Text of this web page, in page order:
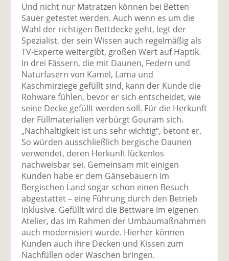
Und nicht nur Matratzen können bei Betten
Sauer getestet werden. Auch wenn es um die
Wahl der richtigen Bettdecke geht, legt der
Spezialist, der sein Wissen auch regelmäßig als
TV-Experte weitergibt, großen Wert auf Haptik.
In drei Fässern, die mit Daunen, Federn und
Naturfasern von Kamel, Lama und
Kaschmirziege gefüllt sind, kann der Kunde die
Rohware fühlen, bevor er sich entscheidet, wie
seine Decke gefüllt werden soll. Für die Herkunft
der Füllmaterialien verbürgt Gouram sich.
„Nachhaltigkeit ist uns sehr wichtig“, betont er.
So würden ausschließlich bergische Daunen
verwendet, deren Herkunft lückenlos
nachweisbar sei. Gemeinsam mit einigen
Kunden habe er dem Gänsebauern im
Bergischen Land sogar schon einen Besuch
abgestattet – eine Führung durch den Betrieb
inklusive. Gefüllt wird die Bettware im eigenen
Atelier, das im Rahmen der Umbaumaßnahmen
auch modernisiert wurde. Hierher können
Kunden auch ihre Decken und Kissen zum
Nachfüllen oder Waschen bringen.